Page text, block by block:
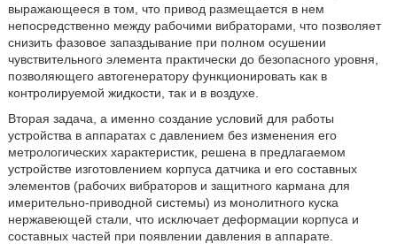
выражающееся в том, что привод размещается в нем
непосредственно между рабочими вибраторами, что позволяет
снизить фазовое запаздывание при полном осушении
чувствительного элемента практически до безопасного уровня,
позволяющего автогенератору функционировать как в
контролируемой жидкости, так и в воздухе.
Вторая задача, а именно создание условий для работы
устройства в аппаратах с давлением без изменения его
метрологических характеристик, решена в предлагаемом
устройстве изготовлением корпуса датчика и его составных
элементов (рабочих вибраторов и защитного кармана для
имерительно-приводной системы) из монолитного куска
нержавеющей стали, что исключает деформации корпуса и
составных частей при появлении давления в аппарате.